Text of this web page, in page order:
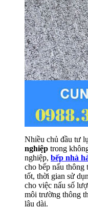
Nhiều chủ đầu tư
nghiệp trong
nghiệp, bếp nhà
cho bếp nấu thông
tốt, thời gian sử
cho việc nấu số
môi trường thông
lâu dài.